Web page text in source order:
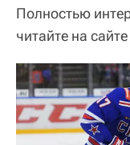
Полностью
читайте на сайте